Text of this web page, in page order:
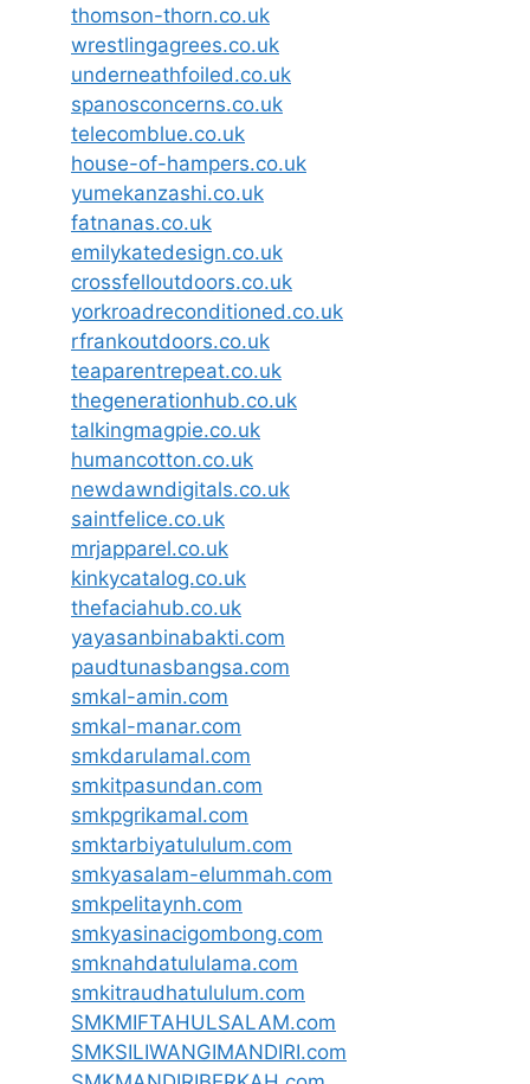
thomson-thorn.co.uk
wrestlingagrees.co.uk
underneathfoiled.co.uk
spanosconcerns.co.uk
telecomblue.co.uk
house-of-hampers.co.uk
yumekanzashi.co.uk
fatnanas.co.uk
emilykatedesign.co.uk
crossfelloutdoors.co.uk
yorkroadreconditioned.co.uk
rfrankoutdoors.co.uk
teaparentrepeat.co.uk
thegenerationhub.co.uk
talkingmagpie.co.uk
humancotton.co.uk
newdawndigitals.co.uk
saintfelice.co.uk
mrjapparel.co.uk
kinkycatalog.co.uk
thefaciahub.co.uk
yayasanbinabakti.com
paudtunasbangsa.com
smkal-amin.com
smkal-manar.com
smkdarulamal.com
smkitpasundan.com
smkpgrikamal.com
smktarbiyatululum.com
smkyasalam-elummah.com
smkpelitaynh.com
smkyasinacigombong.com
smknahdatululama.com
smkitraudhatululum.com
SMKMIFTAHULSALAM.com
SMKSILIWANGIMANDIRI.com